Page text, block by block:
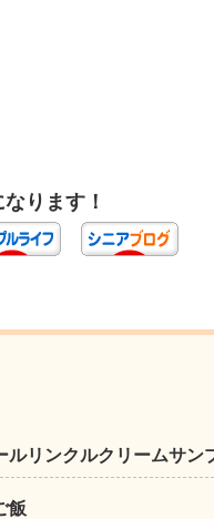
ります！
ルリンクルクリームサン
飯